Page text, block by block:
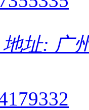
地址: 广